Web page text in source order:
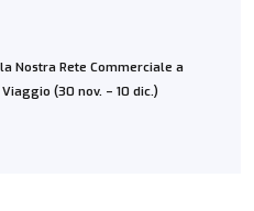
Nostra Rete Commerciale a
(30 nov. – 10 dic.)